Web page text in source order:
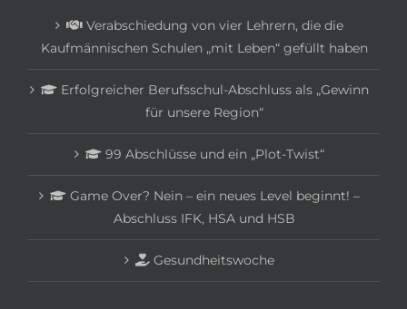
Verabschiedung von vier Lehrern, die die
Kaufmännischen Schulen „mit Leben“ gefüllt haben
Erfolgreicher Berufsschul-Abschluss als „Gewinn
für unsere Region“
99 Abschlüsse und ein „Plot-Twist“
Game Over? Nein – ein neues Level beginnt! –
Abschluss IFK, HSA und HSB
Gesundheitswoche